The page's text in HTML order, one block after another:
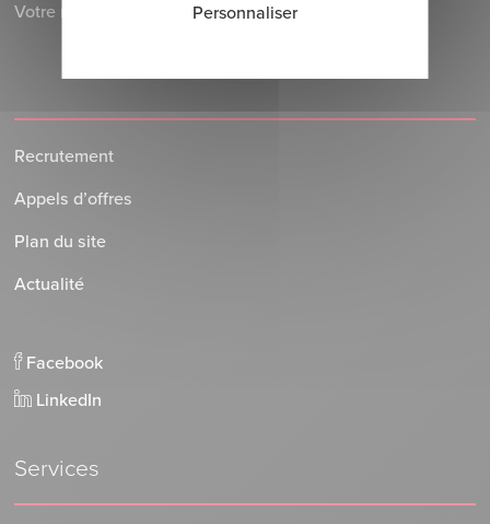
Votre retour au domicile
Recrutement
Appels d’offres
Plan du site
Actualité
Facebook
LinkedIn
Services
Personnaliser